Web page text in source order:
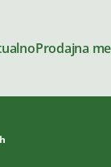
Prodajna